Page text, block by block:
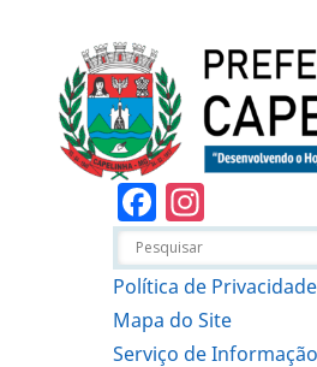
Facebook
Política de Privacidade
Mapa do Site
Serviço de